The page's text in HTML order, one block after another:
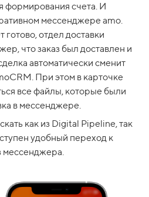
формирования счета. И
мессенджере amo.
готово, отдел доставки
что заказ был доставлен и
автоматически сменит
При этом в карточке
все файлы, которые были
в мессенджере.
как из Digital Pipeline, так
удобный переход к
мессенджера.